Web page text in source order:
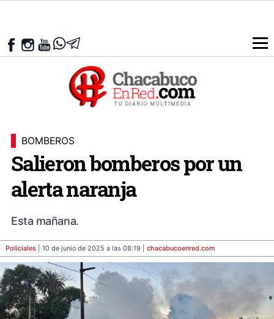
BOMBEROS
Salieron bomberos por un
alerta naranja
Esta mañana.
Policiales | 10 de junio de 2025 a las 08:19 | chacabucoenred.com